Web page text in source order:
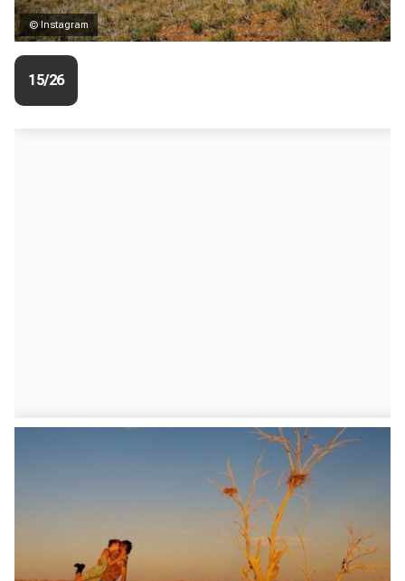
© Instagram
15/26